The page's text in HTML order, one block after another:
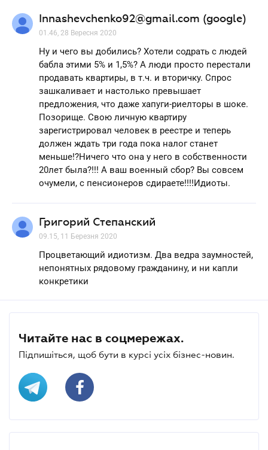
Innashevchenko92@gmail.com (google)
01.46, 28 Вересня 2020
Ну и чего вы добились? Хотели содрать с людей
бабла этими 5% и 1,5%? А люди просто перестали
продавать квартиры, в т.ч. и вторичку. Спрос
зашкаливает и настолько превышает
предложения, что даже хапуги-риелторы в шоке.
Позорище. Свою личную квартиру
зарегистрировал человек в реестре и теперь
должен ждать три года пока налог станет
меньше!?Ничего что она у него в собственности
20лет была?!!! А ваш военный сбор? Вы совсем
очумели, с пенсионеров сдираете!!!!Идиоты.
Григорий Степанский
09.15, 11 Березня 2020
Процветающий идиотизм. Два ведра заумностей,
непонятных рядовому гражданину, и ни капли
конкретики
Читайте нас в соцмережах.
Підпишіться, щоб бути в курсі усіх бізнес-новин.